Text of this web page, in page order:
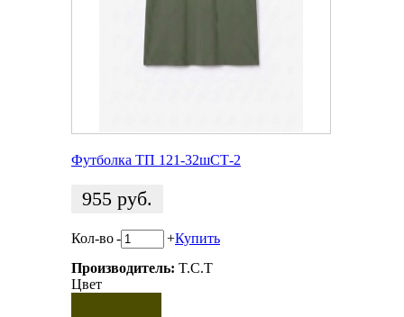
Футболка ТП 121-32шСТ-2
955 руб.
Кол-во- +Купить
Производитель: T.C.T
Цвет